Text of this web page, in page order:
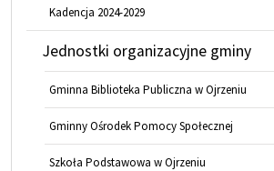
Kadencja 2024-2029
Jednostki organizacyjne gminy
Gminna Biblioteka Publiczna w Ojrzeniu
Gminny Ośrodek Pomocy Społecznej
Szkoła Podstawowa w Ojrzeniu